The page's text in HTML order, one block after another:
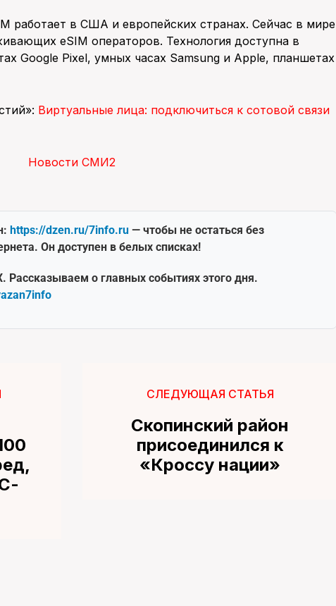
работает в США и европейских странах. Сейчас в мире
eSIM операторов. Технология доступна в
Google Pixel, умных часах Samsung и Apple, планшетах
Виртуальные лица: подключиться к сотовой связи
Новости СМИ2
https://dzen.ru/7info.ru — чтобы не остаться без
Он доступен в белых списках!
Рассказываем о главных событиях этого дня.
СЛЕДУЮЩАЯ СТАТЬЯ
Скопинский район
присоединился к
«Кроссу нации»